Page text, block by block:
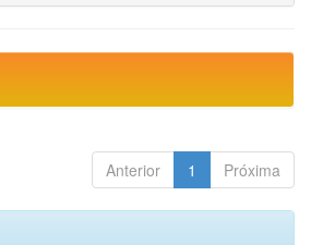
Anterior 1 Próxima